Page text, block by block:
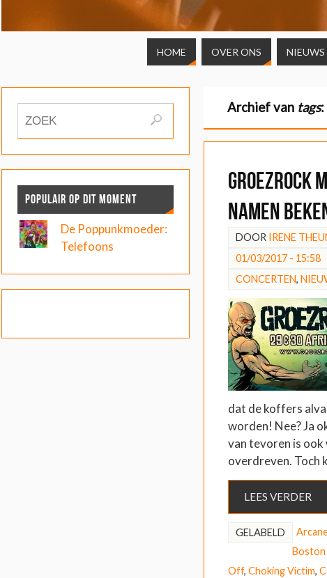
HOME OVER ONS NIEUWS
Archief van tags:
Groezrock
namen
DOOR IRENE
01/03/2017 - 15:58
CONCERTEN,
dat de koffers
worden! Nee? Ja
van tevoren is ook
overdreven. Toch
LEES VERDER
GELABELD
Off, Choking Victim,
POPULAIR OP DIT MOMENT
De Poppunkmoeder:
Telefoons